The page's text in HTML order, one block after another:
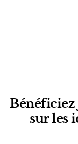
Bénéficiez
sur les